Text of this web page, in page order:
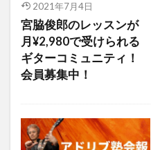
2021年7月4日
宮脇俊郎のレッスンが
月¥2,980で受けられる
ギターコミュニティ！
会員募集中！